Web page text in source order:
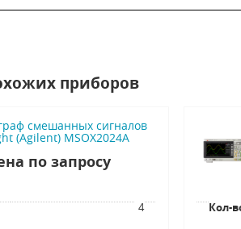
приборов
смешанных сигналов
(Agilent) MSOX2024A
по запросу
4 Кол-